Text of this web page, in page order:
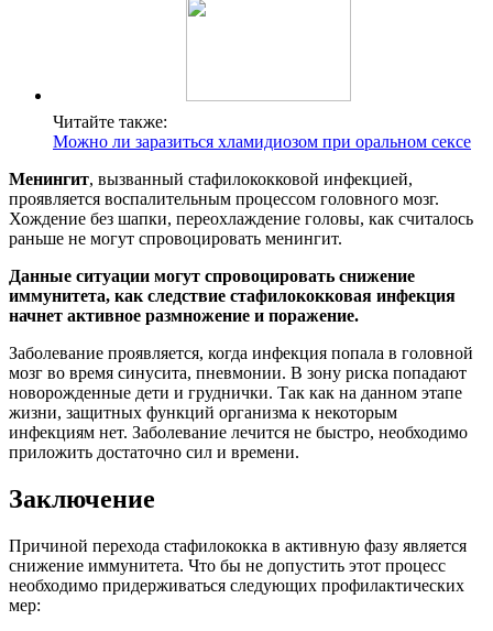
Читайте также:
Можно ли заразиться хламидиозом при оральном сексе
Менингит, вызванный стафилококковой инфекцией,
проявляется воспалительным процессом головного мозг.
Хождение без шапки, переохлаждение головы, как считалось
раньше не могут спровоцировать менингит.
Данные ситуации могут спровоцировать снижение
иммунитета, как следствие стафилококковая инфекция
начнет активное размножение и поражение.
Заболевание проявляется, когда инфекция попала в головной
мозг во время синусита, пневмонии. В зону риска попадают
новорожденные дети и груднички. Так как на данном этапе
жизни, защитных функций организма к некоторым
инфекциям нет. Заболевание лечится не быстро, необходимо
приложить достаточно сил и времени.
Заключение
Причиной перехода стафилококка в активную фазу является
снижение иммунитета. Что бы не допустить этот процесс
необходимо придерживаться следующих профилактических
мер: